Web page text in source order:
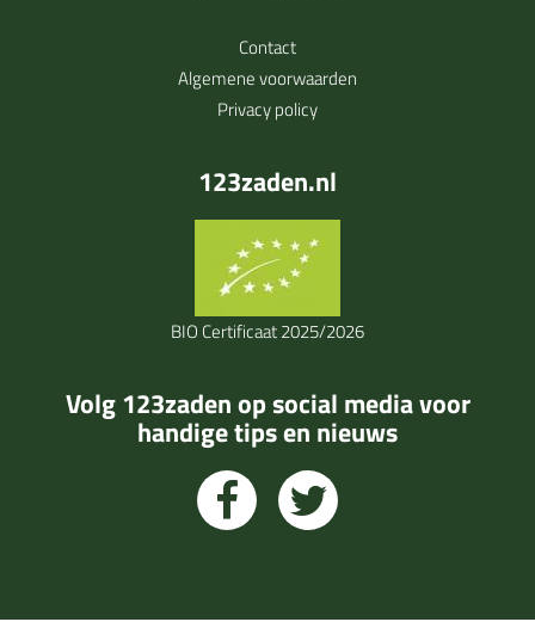
Contact
Algemene voorwaarden
Privacy policy
123zaden.nl
BIO Certificaat 2025/2026
Volg 123zaden op social media voor
handige tips en nieuws